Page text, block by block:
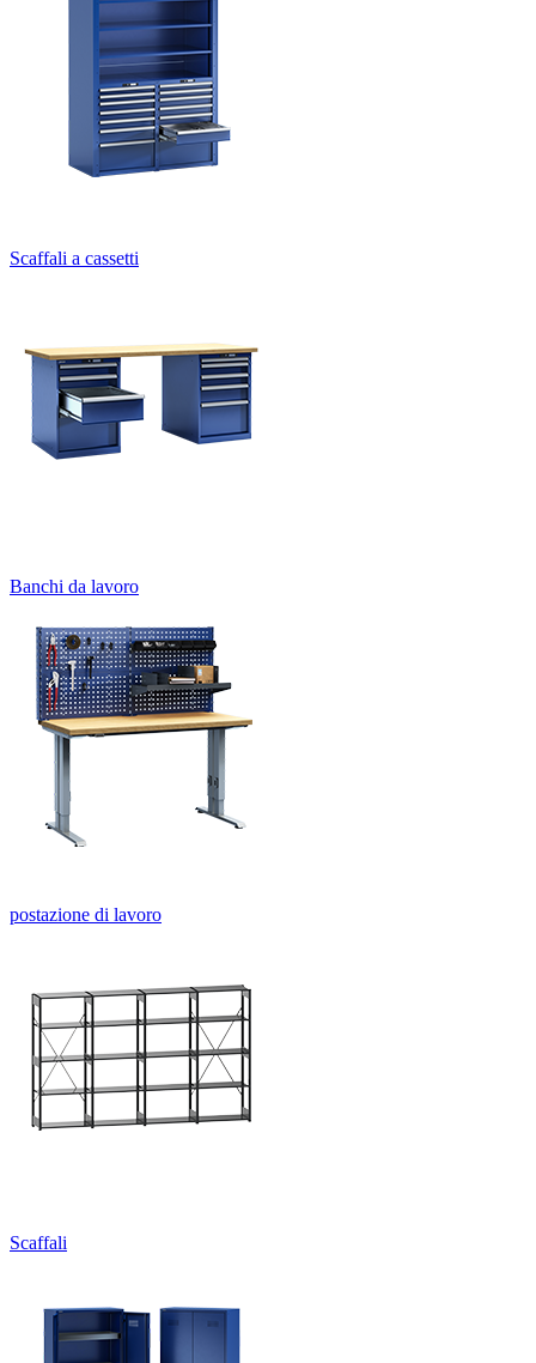
Scaffali a cassetti
Banchi da lavoro
postazione di lavoro
Scaffali